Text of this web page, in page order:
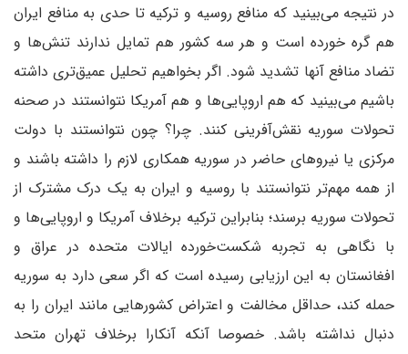
در نتیجه می‌بینید که منافع روسیه و ترکیه تا حدی به منافع ایران
هم گره خورده است و هر سه کشور هم تمایل ندارند تنش‌ها و
تضاد منافع آنها تشدید شود. اگر بخواهیم تحلیل عمیق‌تری داشته
باشیم می‌بینید که هم اروپایی‌ها و هم آمریکا نتوانستند در صحنه
تحولات سوریه نقش‌آفرینی کنند. چرا؟ چون نتوانستند با دولت
مرکزی یا نیروهای حاضر در سوریه همکاری لازم را داشته باشند و
از همه مهم‌تر نتوانستند با روسیه و ایران به یک درک مشترک از
تحولات سوریه برسند؛ بنابراین ترکیه برخلاف آمریکا و اروپایی‌ها و
با نگاهی به تجربه شکست‌خورده ایالات متحده در عراق و
افغانستان به این ارزیابی رسیده است که اگر سعی دارد به سوریه
حمله کند، حداقل مخالفت و اعتراض کشورهایی مانند ایران را به
دنبال نداشته باشد. خصوصا آنکه آنکارا برخلاف تهران متحد